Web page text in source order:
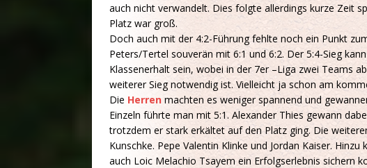
auch nicht verwandelt. Dies folgte allerdings kurze Zeit
Platz war groß.
Doch auch mit der 4:2-Führung fehlte noch ein Punkt
Peters/Tertel souverän mit 6:1 und 6:2. Der 5:4-Sieg
Klassenerhalt sein, wobei in der 7er –Liga zwei Teams
weiterer Sieg notwendig ist. Vielleicht ja schon am
Die Herren machten es weniger spannend und
Einzeln führte man mit 5:1. Alexander Thies gewann
trotzdem er stark erkältet auf den Platz ging. Die
Kunschke. Pepe Valentin Klinke und Jordan Kaiser.
auch Loic Melachio Tsayem ein Erfolgserlebnis sichern